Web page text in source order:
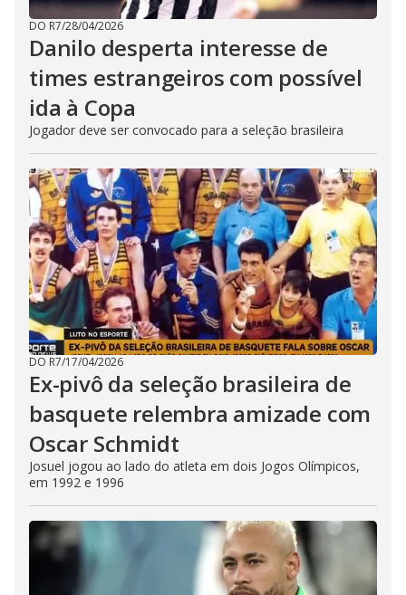
DO R7/28/04/2026
Danilo desperta interesse de
times estrangeiros com possível
ida à Copa
Jogador deve ser convocado para a seleção brasileira
DO R7/17/04/2026
Ex-pivô da seleção brasileira de
basquete relembra amizade com
Oscar Schmidt
Josuel jogou ao lado do atleta em dois Jogos Olímpicos,
em 1992 e 1996